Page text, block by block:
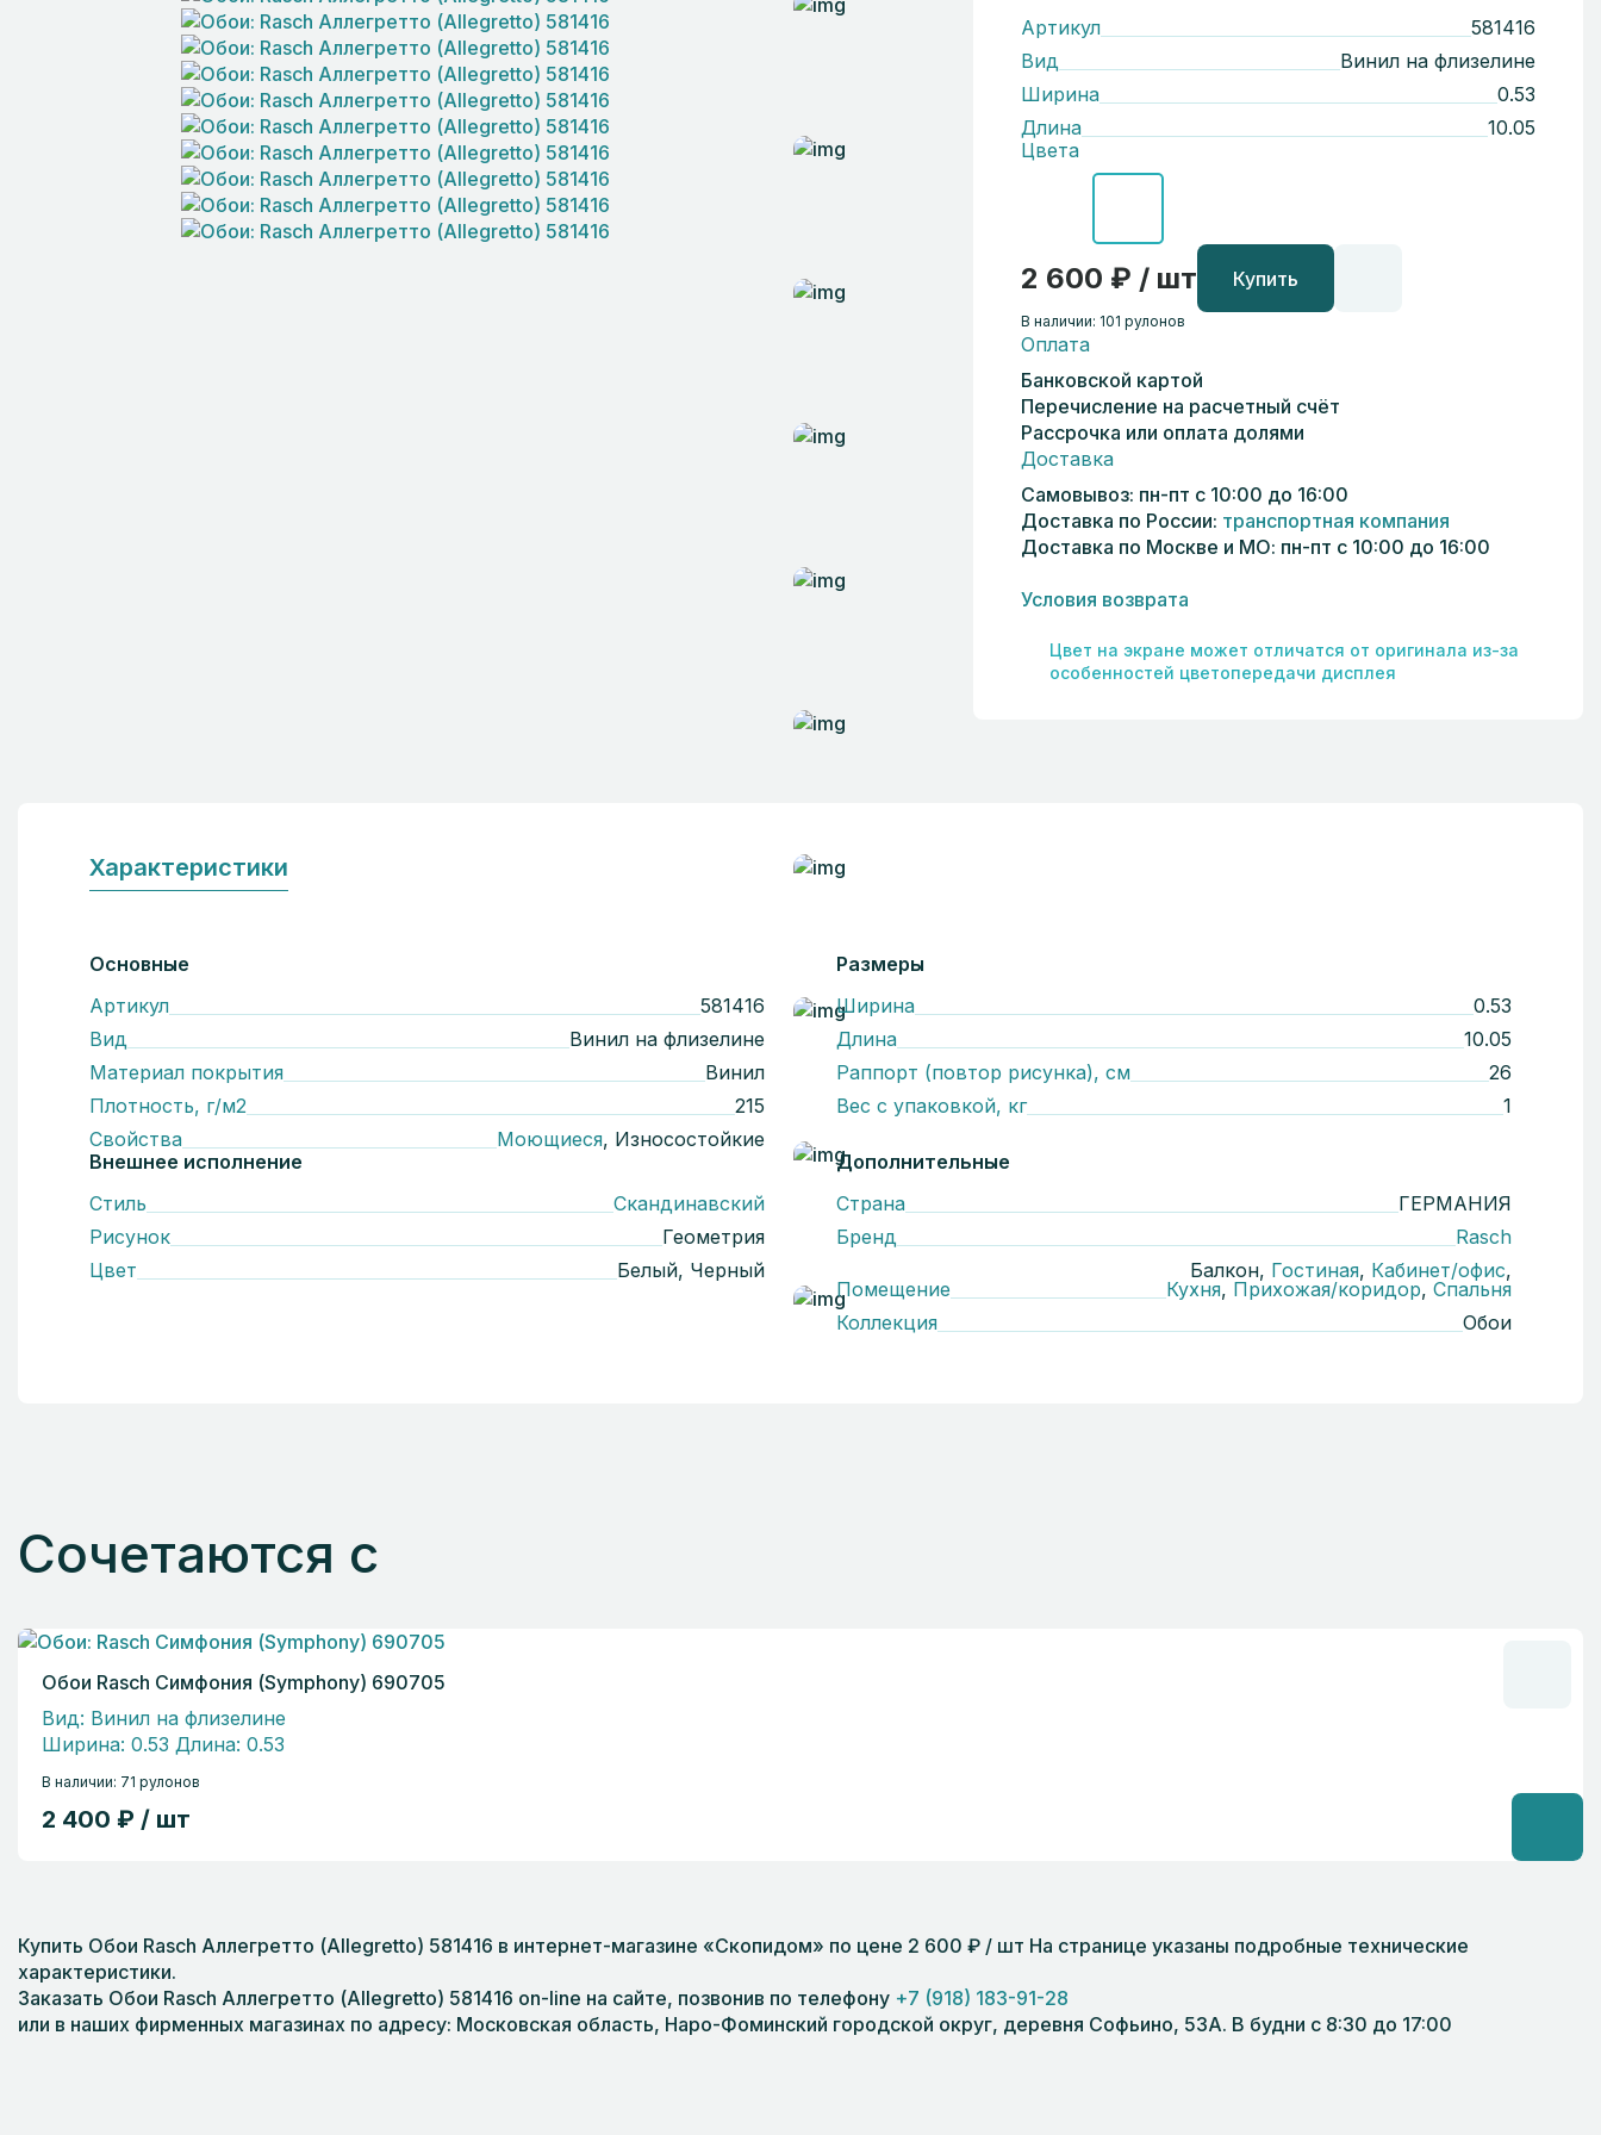
Артикул
581416
Вид
Винил на флизелине
Ширина
0.53
Длина
10.05
Цвета
2 600 ₽ / шт Купить
В наличии: 101 рулонов
Оплата
Банковской картой
Перечисление на расчетный счёт
Рассрочка или оплата долями
Доставка
Самовывоз: пн-пт с 10:00 до 16:00
Доставка по России: транспортная компания
Доставка по Москве и МО: пн-пт с 10:00 до 16:00
Условия возврата
Цвет на экране может отличатся от оригинала из-за
особенностей цветопередачи дисплея
Характеристики
Основные
Артикул
581416
Вид
Винил на флизелине
Материал покрытия
Винил
Плотность, г/м2
215
Свойства
Моющиеся, Износостойкие
Размеры
Ширина
0.53
Длина
10.05
Раппорт (повтор рисунка), см
26
Вес с упаковкой, кг
1
Внешнее исполнение
Стиль
Скандинавский
Рисунок
Геометрия
Цвет
Белый, Черный
Дополнительные
Страна
ГЕРМАНИЯ
Бренд
Rasch
Помещение
Балкон, Гостиная, Кабинет/офис,
Кухня, Прихожая/коридор, Спальня
Коллекция
Обои
Сочетаются с
Обои Rasch Симфония (Symphony) 690705
Вид: Винил на флизелине
Ширина: 0.53 Длина: 0.53
В наличии: 71 рулонов
2 400 ₽ / шт
Купить Обои Rasch Аллегретто (Allegretto) 581416 в интернет-магазине «Скопидом» по цене 2 600 ₽ / шт На странице указаны подробные технические
характеристики.
Заказать Обои Rasch Аллегретто (Allegretto) 581416 on-line на сайте, позвонив по телефону +7 (918) 183-91-28
или в наших фирменных магазинах по адресу: Московская область, Наро-Фоминский городской округ, деревня Софьино, 53А. В будни с 8:30 до 17:00